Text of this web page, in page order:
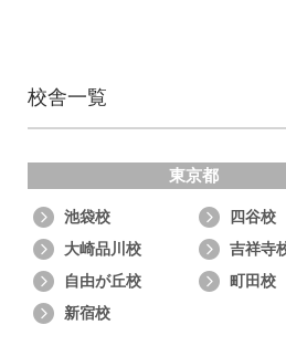
校舎一覧
東京都
池袋校
四谷校
大崎品川校
吉祥寺
自由が丘校
町田校
新宿校